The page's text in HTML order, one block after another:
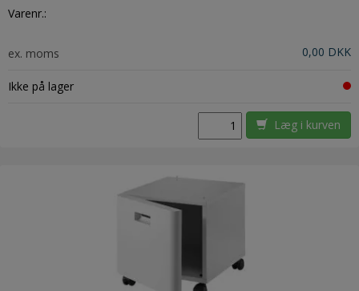
Varenr.:
ex. moms 0,00 DKK
Ikke på lager
Læg i kurven